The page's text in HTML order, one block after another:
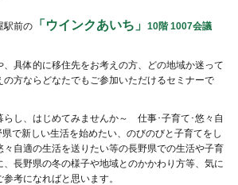
駅前の 「ウインクあいち」 10階 1007会議
たします！
具体的に移住先をお考えの方、どの地域か迷って
の方ならどなたでもご参加いただけるセミナーで
らし、はじめてみませんか～ 仕事･子育て･悠々自
で新しい生活を始めたい、のびのびと子育てをし
自適の生活を送りたい等の長野県での生活や子育
長野県の冬の様子や地域とのかかわり方等、気に
考になればと思います。